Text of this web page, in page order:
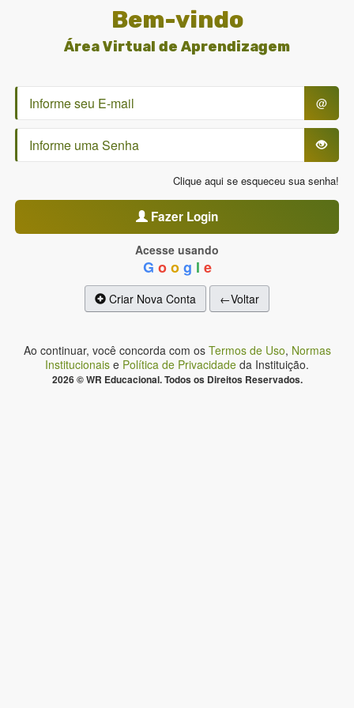
Bem-vindo
Área Virtual de Aprendizagem
@
Clique aqui se esqueceu sua senha!
Fazer Login
Acesse usando
G o o g l e
Criar Nova Conta ←Voltar
Ao continuar, você concorda com os Termos de Uso, Normas
Institucionais e Política de Privacidade da Instituição.
2026 © WR Educacional. Todos os Direitos Reservados.